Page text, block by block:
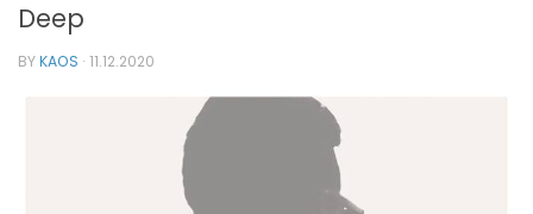
Deep
BYKAOS · 11.12.2020